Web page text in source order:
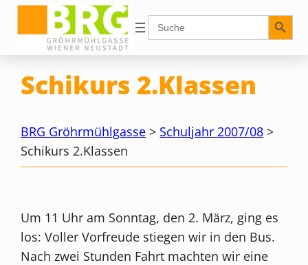
Inhalt
springen
Search
for:
Search Button
Schikurs 2.Klassen
BRG Gröhrmühlgasse > Schuljahr 2007/08 >
Schikurs 2.Klassen
Um 11 Uhr am Sonntag, den 2. März, ging es
los: Voller Vorfreude stiegen wir in den Bus.
Nach zwei Stunden Fahrt machten wir eine